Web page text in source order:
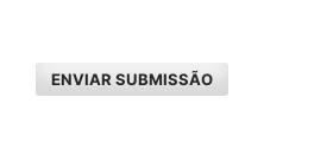
ENVIAR SUBMISSÃO